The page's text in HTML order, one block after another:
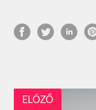
ELŐZŐ